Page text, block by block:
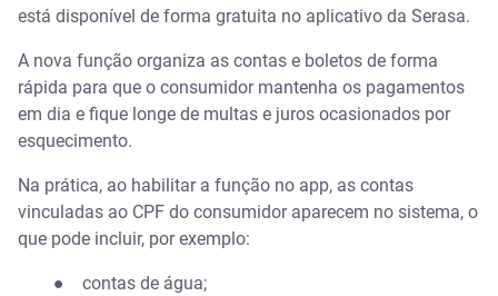
está disponível de forma gratuita no aplicativo da Serasa.
A nova função organiza as contas e boletos de forma
rápida para que o consumidor mantenha os pagamentos
em dia e fique longe de multas e juros ocasionados por
esquecimento.
Na prática, ao habilitar a função no app, as contas
vinculadas ao CPF do consumidor aparecem no sistema, o
que pode incluir, por exemplo:
● contas de água;